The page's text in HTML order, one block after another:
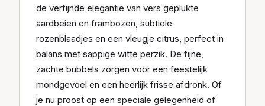
de verfijnde elegantie van vers geplukte
aardbeien en frambozen, subtiele
rozenblaadjes en een vleugje citrus, perfect in
balans met sappige witte perzik. De fijne,
zachte bubbels zorgen voor een feestelijk
mondgevoel en een heerlijk frisse afdronk. Of
je nu proost op een speciale gelegenheid of